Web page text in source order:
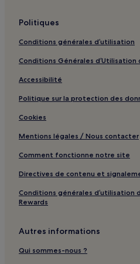
Station Musée d'histoire
proximité
Consulat Général de la
Shanghai : hôtels à proximité
Delta du fleuve Yangtze :
fitness
Delta du fleuve Yangtze :
Delta du fleuve Yangtze :
Politiques
Conditions générales d’utilisation
Conditions Générales d’Utilisation
Accessibilité
Politique sur la protection des
Cookies
Mentions légales / Nous contacter
Comment fonctionne notre site
Directives de contenu et
Conditions générales d’utilisation
Rewards
Autres informations
Qui sommes-nous ?